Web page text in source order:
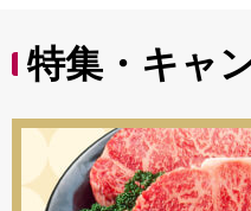
特集・キャ